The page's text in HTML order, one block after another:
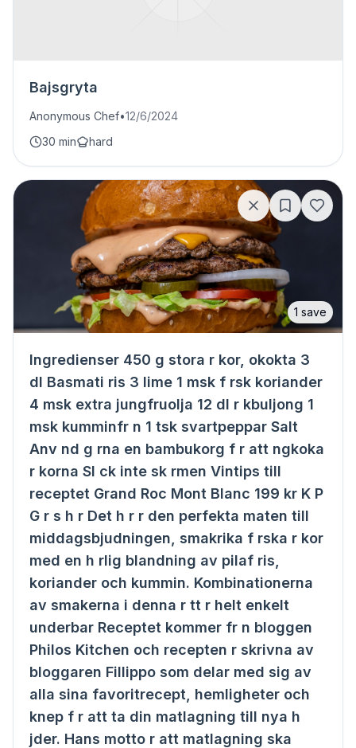
Bajsgryta
Anonymous Chef•12/6/2024
30 min
hard
1 save
Ingredienser 450 g stora r kor, okokta 3
dl Basmati ris 3 lime 1 msk f rsk koriander
4 msk extra jungfruolja 12 dl r kbuljong 1
msk kumminfr n 1 tsk svartpeppar Salt
Anv nd g rna en bambukorg f r att ngkoka
r korna Sl ck inte sk rmen Vintips till
receptet Grand Roc Mont Blanc 199 kr K P
G r s h r Det h r r den perfekta maten till
middagsbjudningen, smakrika f rska r kor
med en h rlig blandning av pilaf ris,
koriander och kummin. Kombinationerna
av smakerna i denna r tt r helt enkelt
underbar Receptet kommer fr n bloggen
Philos Kitchen och recepten r skrivna av
bloggaren Fillippo som delar med sig av
alla sina favoritrecept, hemligheter och
knep f r att ta din matlagning till nya h
jder. Hans motto r att matlagning ska